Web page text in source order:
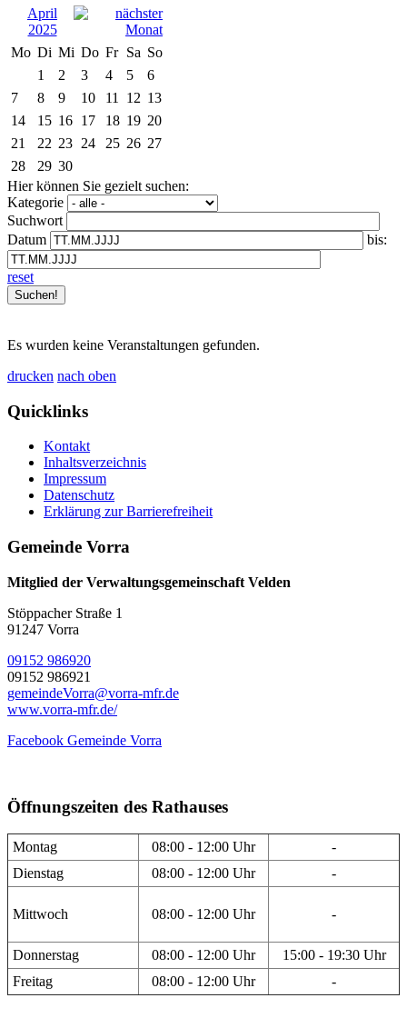
April
2025
Mo Di Mi Do Fr Sa So
1
2 3 4 5
6
7
8 9 10 11 12 13
14
15 16 17 18 19 20
21
22 23 24 25 26 27
28
29 30
Hier können Sie gezielt suchen:
Kategorie
Suchwort
Datum
bis:
reset
Es wurden keine Veranstaltungen gefunden.
drucken nach oben
Quicklinks
Kontakt
Inhaltsverzeichnis
Impressum
Datenschutz
Erklärung zur Barrierefreiheit
Gemeinde Vorra
Mitglied der Verwaltungsgemeinschaft Velden
Stöppacher Straße 1
91247 Vorra
09152 986920
09152 986921
gemeindeVorra@vorra-mfr.de
www.vorra-mfr.de/
Facebook Gemeinde Vorra
Öffnungszeiten des Rathauses
Montag 08:00 - 12:00 Uhr
-
Dienstag
08:00 - 12:00 Uhr -
Mittwoch 08:00 - 12:00 Uhr -
Donnerstag 08:00 - 12:00 Uhr
15:00 - 19:30 Uhr
Freitag
08:00 - 12:00 Uhr -